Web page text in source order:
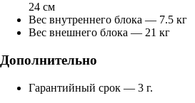
24 см
Вес внутреннего блока — 7.5 кг
Вес внешнего блока — 21 кг
Дополнительно
Гарантийный срок — 3 г.